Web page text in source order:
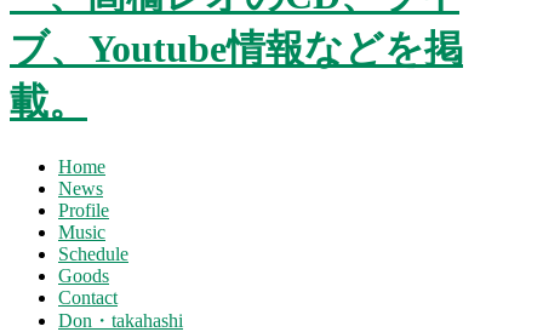
Home
News
Profile
Music
Schedule
Goods
Contact
Don・takahashi